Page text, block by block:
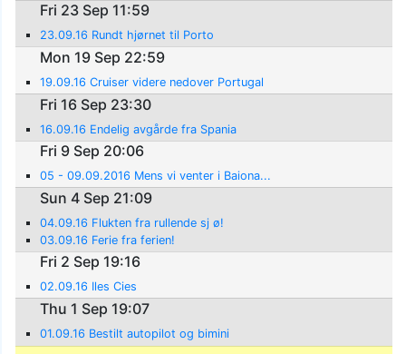
Fri 23 Sep 11:59
23.09.16 Rundt hjørnet til Porto
Mon 19 Sep 22:59
19.09.16 Cruiser videre nedover Portugal
Fri 16 Sep 23:30
16.09.16 Endelig avgårde fra Spania
Fri 9 Sep 20:06
05 - 09.09.2016 Mens vi venter i Baiona...
Sun 4 Sep 21:09
04.09.16 Flukten fra rullende sj ø!
03.09.16 Ferie fra ferien!
Fri 2 Sep 19:16
02.09.16 Iles Cies
Thu 1 Sep 19:07
01.09.16 Bestilt autopilot og bimini